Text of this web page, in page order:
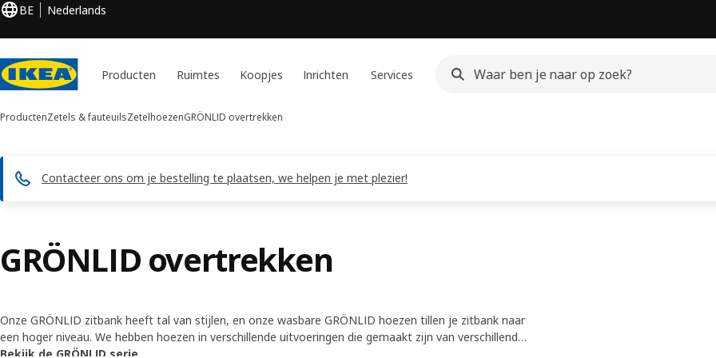
BE Nederlands
Producten Ruimtes Koopjes Inrichten Services
ProductenZetels & fauteuilsZetelhoezenGRÖNLID overtrekken
Contacteer ons om je bestelling te plaatsen, we helpen je met plezier!
GRÖNLID overtrekken
Onze GRÖNLID zitbank heeft tal van stijlen, en onze wasbare GRÖNLID hoezen tillen je zitbank naar
een hoger niveau. We hebben hoezen in verschillende uitvoeringen die gemaakt zijn van verschillende
materialen zodat jij kan kiezen. Dankzij de verwijderbare zitbankhoezen kan je de look van je zitbank
Bekijk de GRÖNLID serie